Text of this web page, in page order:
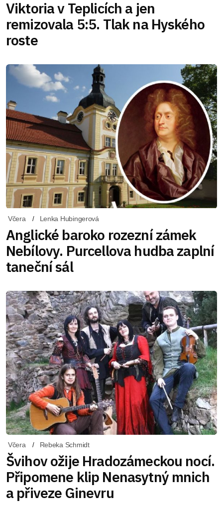
Viktoria v Teplicích a jen
remizovala 5:5. Tlak na Hyského
roste
Včera Lenka Hubingerová
Anglické baroko rozezní zámek
Nebílovy. Purcellova hudba zaplní
taneční sál
Včera Rebeka Schmidt
Švihov ožije Hradozámeckou nocí.
Připomene klip Nenasytný mnich
a přiveze Ginevru